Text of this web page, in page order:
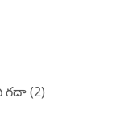
గదా (2)